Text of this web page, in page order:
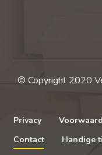
© Copyright 2020
Privacy
Contact
Handige